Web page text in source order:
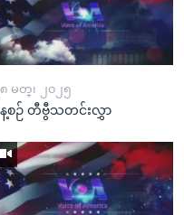
၈ မတ္၊ ၂၀၂၅
စဉ် တီဗွီသတင်းလွှာ